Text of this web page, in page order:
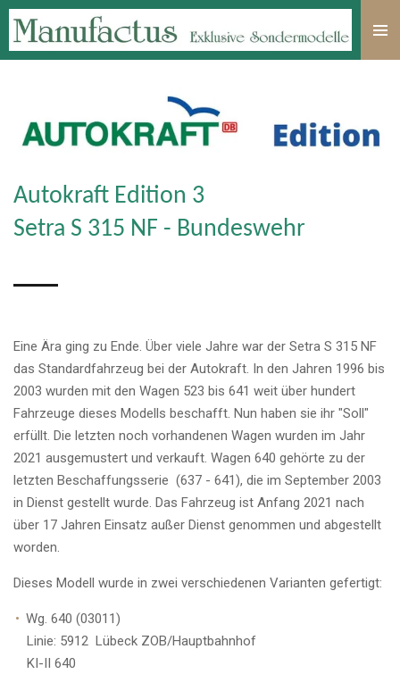
Zum
Hauptinhalt
springen
Autokraft Edition 3
Setra S 315 NF - Bundeswehr
Eine Ära ging zu Ende. Über viele Jahre war der Setra S 315 NF
das Standardfahrzeug bei der Autokraft. In den Jahren 1996 bis
2003 wurden mit den Wagen 523 bis 641 weit über hundert
Fahrzeuge dieses Modells beschafft. Nun haben sie ihr "Soll"
erfüllt. Die letzten noch vorhandenen Wagen wurden im Jahr
2021 ausgemustert und verkauft. Wagen 640 gehörte zu der
letzten Beschaffungsserie (637 - 641), die im September 2003
in Dienst gestellt wurde. Das Fahrzeug ist Anfang 2021 nach
über 17 Jahren Einsatz außer Dienst genommen und abgestellt
worden.
Dieses Modell wurde in zwei verschiedenen Varianten gefertigt:
Wg. 640 (03011)
Linie: 5912 Lübeck ZOB/Hauptbahnhof
KI-II 640